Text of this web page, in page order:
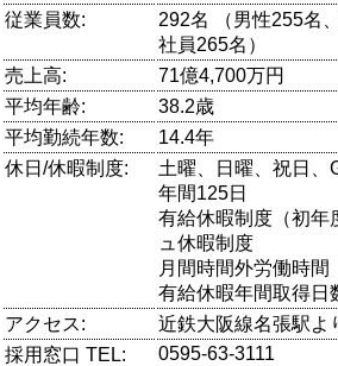
従業員数:
292名 （男性255名
社員265名）
売上高:
71億4,700万円
平均年齢:
38.2歳
平均勤続年数:
14.4年
休日/休暇制度:
土曜、日曜、祝日、
年間125日
有給休暇制度（初年
ュ休暇制度
月間時間外労働時間
有給休暇年間取得日
アクセス:
近鉄大阪線名張駅よ
採用窓口 TEL:
0595-63-3111